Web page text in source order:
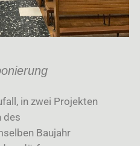
in zwei Projekten
des
Baujahr